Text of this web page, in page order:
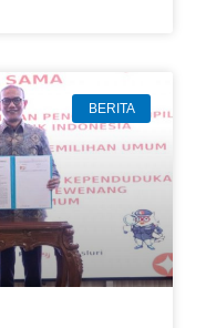
BERITA